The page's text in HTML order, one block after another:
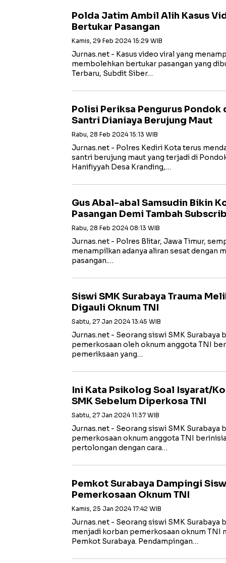
Polda Jatim Ambil Alih Kasus
Bertukar Pasangan
Kamis, 29 Feb 2024 15:29 WIB
Jurnas.net - Kasus video viral yang
membolehkan bertukar pasangan yang
Terbaru, Subdit Siber…
Polisi Periksa Pengurus Pondok
Santri Dianiaya Berujung Maut
Rabu, 28 Feb 2024 15:13 WIB
Jurnas.net - Polres Kediri Kota terus
santri berujung maut yang terjadi di
Hanifiyyah Desa Kranding,…
Gus Abal-abal Samsudin Bikin
Pasangan Demi Tambah
Rabu, 28 Feb 2024 08:13 WIB
Jurnas.net - Polres Blitar, Jawa Timur,
menampilkan adanya aliran sesat dengan
pasangan.…
Siswi SMK Surabaya Trauma
Digauli Oknum TNI
Sabtu, 27 Jan 2024 13:45 WIB
Jurnas.net - Seorang siswi SMK Surabaya
pemerkosaan oleh oknum anggota TNI
pemeriksaan yang…
Ini Kata Psikolog Soal Isyarat/
SMK Sebelum Diperkosa TNI
Sabtu, 27 Jan 2024 11:37 WIB
Jurnas.net - Seorang siswi SMK Surabaya
pemerkosaan oknum anggota TNI
pertolongan dengan cara…
Pemkot Surabaya Dampingi
Pemerkosaan Oknum TNI
Kamis, 25 Jan 2024 17:42 WIB
Jurnas.net - Seorang siswi SMK Surabaya
menjadi korban pemerkosaan oknum TNI
Pemkot Surabaya. Pendampingan…